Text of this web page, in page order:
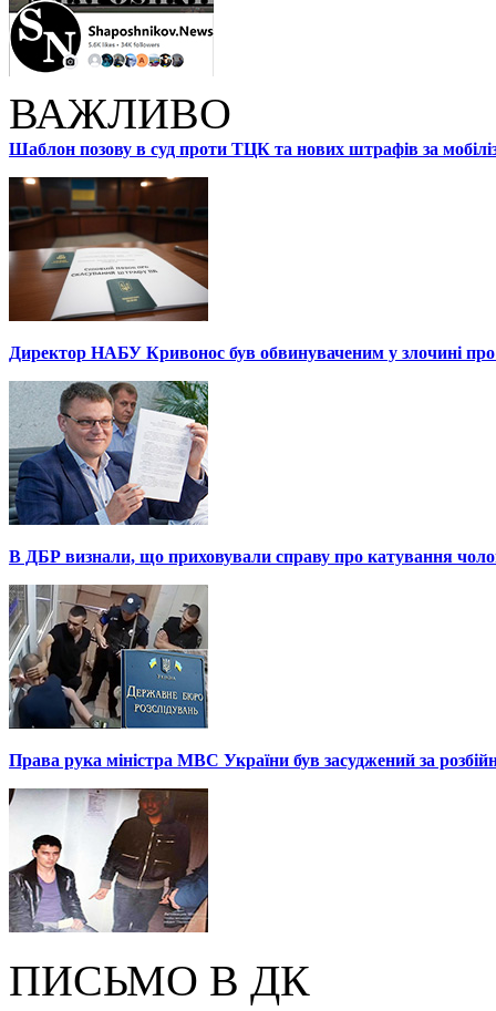
ВАЖЛИВО
Шаблон позову в суд проти ТЦК та нових штрафів за
Директор НАБУ Кривонос був обвинуваченим у злочині про
В ДБР визнали, що приховували справу про катування
Права рука міністра МВС України був засуджений за
ПИСЬМО В ДК